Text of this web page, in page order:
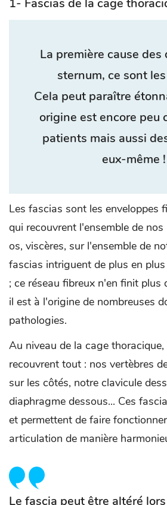
1- Fascias de la cage
La première cause des
sternum, ce sont
Cela peut paraître
origine est encore peu
patients mais aussi
eux-même !
Les fascias sont les enveloppes
qui recouvrent l'ensemble de
os, viscères, sur l'ensemble de
fascias intriguent de plus en
; ce réseau fibreux n'en finit plus
il est à l'origine de nombreuses
pathologies.
Au niveau de la cage
recouvrent tout : nos vertèbres
sur les côtés, notre clavicule
diaphragme dessous... Ces
et permettent de faire
articulation de manière
Le fascia peut être altéré